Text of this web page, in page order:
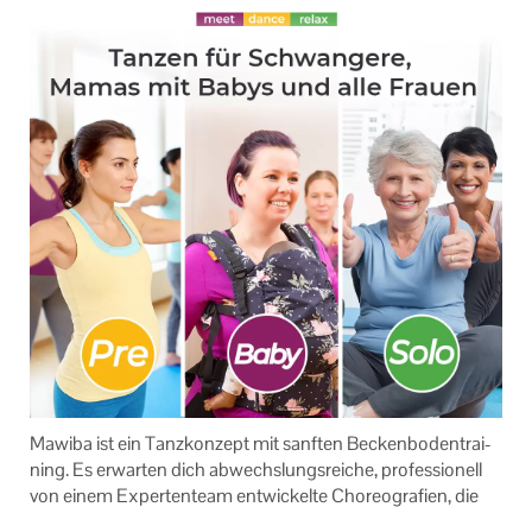
Ma­wi­ba ist ein Tanz­kon­zept mit sanf­ten Be­cken­bo­den­trai­
ning. Es er­war­ten dich ab­wechs­lungs­rei­che, pro­fes­sio­nell
von einem Ex­per­ten­team ent­wi­ckel­te Cho­reo­gra­fien, die